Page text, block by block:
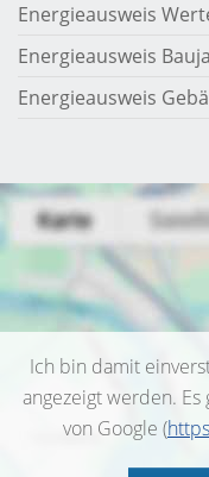
Energieausweis
Energieausweis
Energieausweis
Ich bin damit
angezeigt werden.
von Google (